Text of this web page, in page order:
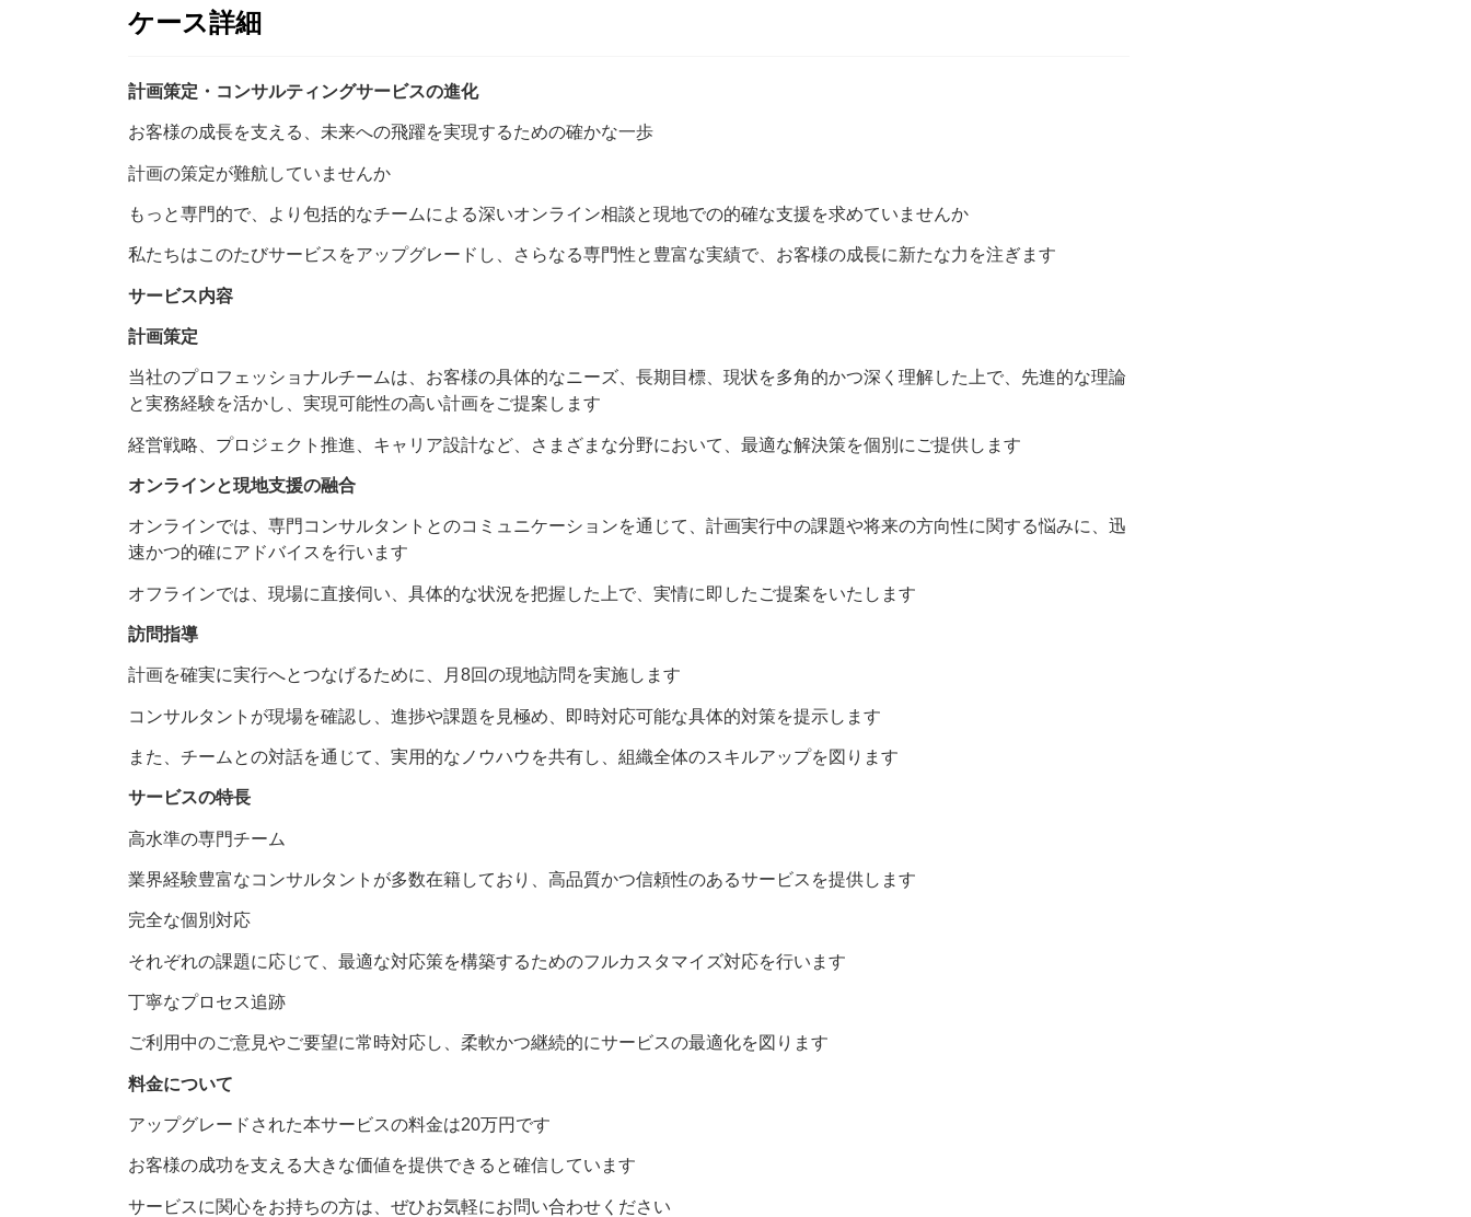
ケース詳細
計画策定・コンサルティングサービスの進化
お客様の成長を支える、未来への飛躍を実現するための確かな一歩
計画の策定が難航していませんか
もっと専門的で、より包括的なチームによる深いオンライン相談と現地での的確な支援を求めていませんか
私たちはこのたびサービスをアップグレードし、さらなる専門性と豊富な実績で、お客様の成長に新たな力を注ぎます
サービス内容
計画策定
当社のプロフェッショナルチームは、お客様の具体的なニーズ、長期目標、現状を多角的かつ深く理解した上で、先進的な理論
と実務経験を活かし、実現可能性の高い計画をご提案します
経営戦略、プロジェクト推進、キャリア設計など、さまざまな分野において、最適な解決策を個別にご提供します
オンラインと現地支援の融合
オンラインでは、専門コンサルタントとのコミュニケーションを通じて、計画実行中の課題や将来の方向性に関する悩みに、迅
速かつ的確にアドバイスを行います
オフラインでは、現場に直接伺い、具体的な状況を把握した上で、実情に即したご提案をいたします
訪問指導
計画を確実に実行へとつなげるために、月8回の現地訪問を実施します
コンサルタントが現場を確認し、進捗や課題を見極め、即時対応可能な具体的対策を提示します
また、チームとの対話を通じて、実用的なノウハウを共有し、組織全体のスキルアップを図ります
サービスの特長
高水準の専門チーム
業界経験豊富なコンサルタントが多数在籍しており、高品質かつ信頼性のあるサービスを提供します
完全な個別対応
それぞれの課題に応じて、最適な対応策を構築するためのフルカスタマイズ対応を行います
丁寧なプロセス追跡
ご利用中のご意見やご要望に常時対応し、柔軟かつ継続的にサービスの最適化を図ります
料金について
アップグレードされた本サービスの料金は20万円です
お客様の成功を支える大きな価値を提供できると確信しています
サービスに関心をお持ちの方は、ぜひお気軽にお問い合わせください